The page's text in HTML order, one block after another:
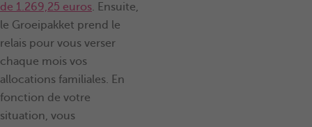
de 1.269,25 euros. Ensuite,
le Groeipakket prend le
relais pour vous verser
chaque mois vos
allocations familiales. En
fonction de votre
situation, vous